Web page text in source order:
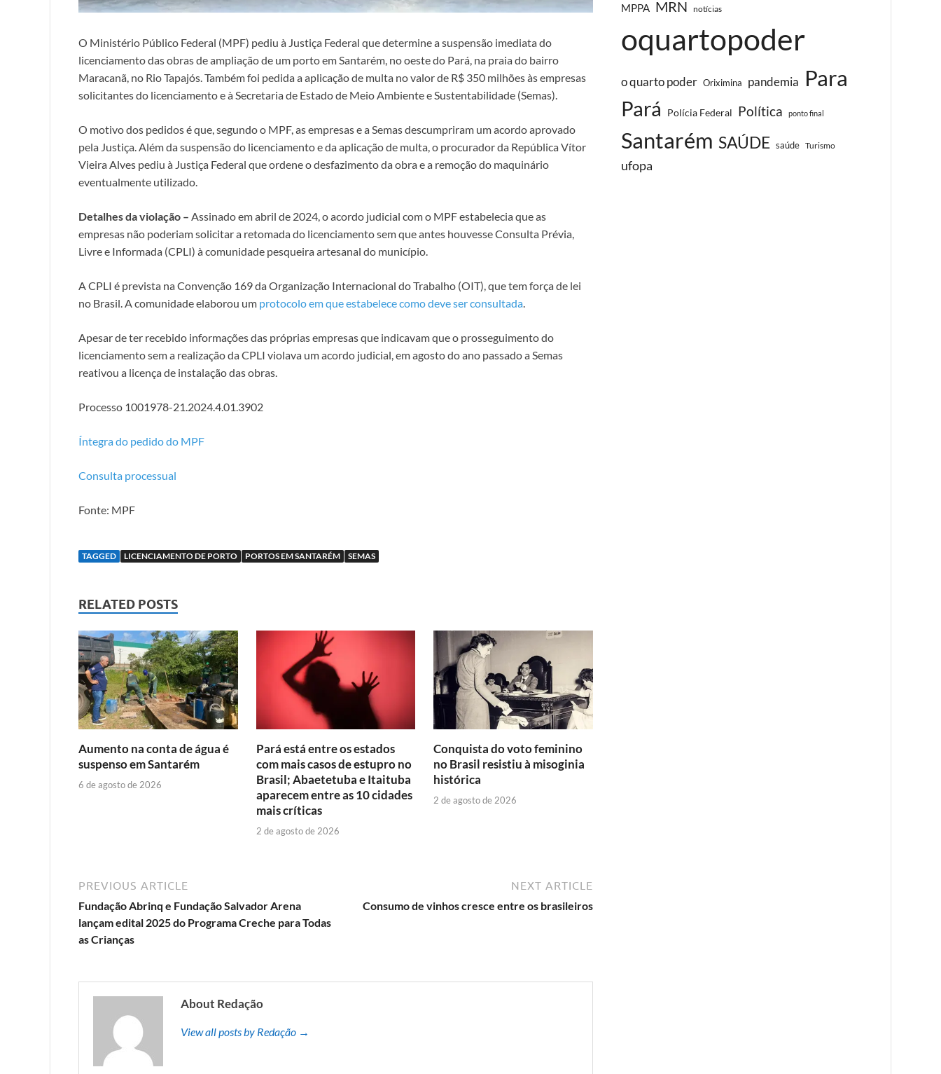
O Ministério Público Federal (MPF) pediu à Justiça Federal que determine a suspensão imediata do
licenciamento das obras de ampliação de um porto em Santarém, no oeste do Pará, na praia do bairro
Maracanã, no Rio Tapajós. Também foi pedida a aplicação de multa no valor de R$ 350 milhões às empresas
solicitantes do licenciamento e à Secretaria de Estado de Meio Ambiente e Sustentabilidade (Semas).
O motivo dos pedidos é que, segundo o MPF, as empresas e a Semas descumpriram um acordo aprovado
pela Justiça. Além da suspensão do licenciamento e da aplicação de multa, o procurador da República Vítor
Vieira Alves pediu à Justiça Federal que ordene o desfazimento da obra e a remoção do maquinário
eventualmente utilizado.
Detalhes da violação – Assinado em abril de 2024, o acordo judicial com o MPF estabelecia que as
empresas não poderiam solicitar a retomada do licenciamento sem que antes houvesse Consulta Prévia,
Livre e Informada (CPLI) à comunidade pesqueira artesanal do município.
A CPLI é prevista na Convenção 169 da Organização Internacional do Trabalho (OIT), que tem força de lei
no Brasil. A comunidade elaborou um protocolo em que estabelece como deve ser consultada.
Apesar de ter recebido informações das próprias empresas que indicavam que o prosseguimento do
licenciamento sem a realização da CPLI violava um acordo judicial, em agosto do ano passado a Semas
reativou a licença de instalação das obras.
Processo 1001978-21.2024.4.01.3902
Íntegra do pedido do MPF
Consulta processual
Fonte: MPF
TAGGED LICENCIAMENTO DE PORTO PORTOS EM SANTARÉM SEMAS
RELATED POSTS
Aumento na conta de água é
suspenso em Santarém
6 de agosto de 2026
Pará está entre os estados
com mais casos de estupro no
Brasil; Abaetetuba e Itaituba
aparecem entre as 10 cidades
mais críticas
2 de agosto de 2026
Conquista do voto feminino
no Brasil resistiu à misoginia
histórica
2 de agosto de 2026
PREVIOUS ARTICLE
Fundação Abrinq e Fundação Salvador Arena
lançam edital 2025 do Programa Creche para Todas
as Crianças
NEXT ARTICLE
Consumo de vinhos cresce entre os brasileiros
About Redação
View all posts by Redação →
MPPA MRN notícias
oquartopoder
o quarto poder Oriximina pandemia Para
Pará Polícia Federal Política ponto final
Santarém SAÚDE saúde Turismo
ufopa